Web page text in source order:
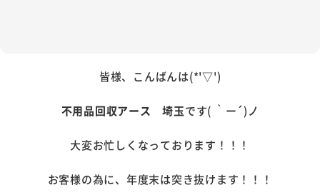
皆様、こんばんは(*'▽')
不用品回収アース 埼玉です( ｀ー´)ノ
大変お忙しくなっております！！！
お客様の為に、年度末は突き抜けます！！！